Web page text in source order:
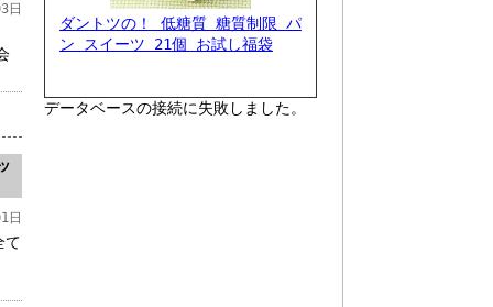
日
日
て
ダントツの！ 低糖質 糖質制限 パ
ン スイーツ 21個 お試し福袋
データベースの接続に失敗しました。